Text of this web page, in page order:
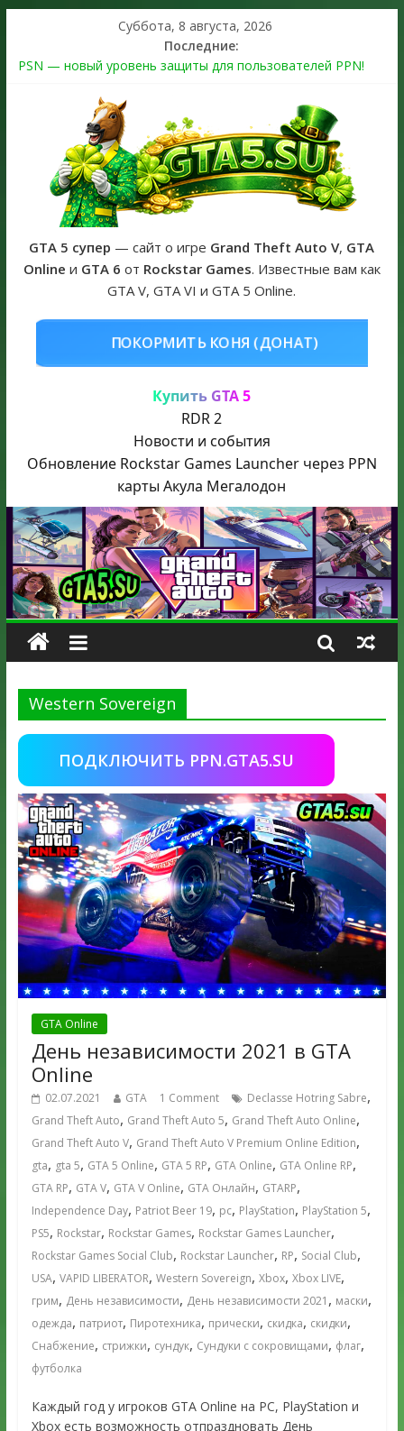
Суббота, 8 августа, 2026
Последние:
PSN — новый уровень защиты для пользователей PPN!
The Kortz Center Heist выйдет в GTA Online уже 14 июля
Регистрация в Rockstar Games Social Club ошибка #1.500.7:
как зарегистрировать аккаунт и войти без проблем в 2026
Получайте особые награды в GTA Online по программе
Fine Art Collector
GTA 6 официальная обложка игры и Предзаказ Grand Theft
Auto VI
GTA 5 супер — сайт о игре Grand Theft Auto V, GTA
Online и GTA 6 от Rockstar Games. Известные вам как
GTA V, GTA VI и GTA 5 Online.
КУПИТЬ GTA 5
Купить GTA 5
RDR 2
Новости и события
Обновление Rockstar Games Launcher через PPN
карты Акула Мегалодон
Western Sovereign
ПОДКЛЮЧИТЬ PPN.GTA5.SU
GTA Online
День независимости 2021 в GTA
Online
02.07.2021 GTA 1 Comment Declasse Hotring Sabre,
Grand Theft Auto, Grand Theft Auto 5, Grand Theft Auto Online,
Grand Theft Auto V, Grand Theft Auto V Premium Online Edition,
gta, gta 5, GTA 5 Online, GTA 5 RP, GTA Online, GTA Online RP,
GTA RP, GTA V, GTA V Online, GTA Онлайн, GTARP,
Independence Day, Patriot Beer 19, pc, PlayStation, PlayStation 5,
PS5, Rockstar, Rockstar Games, Rockstar Games Launcher,
Rockstar Games Social Club, Rockstar Launcher, RP, Social Club,
USA, VAPID LIBERATOR, Western Sovereign, Xbox, Xbox LIVE,
грим, День независимости, День независимости 2021 , маски,
одежда, патриот, Пиротехника, прически, скидка, скидки,
Снабжение, стрижки, сундук, Сундуки с сокровищами, флаг,
футболка
Каждый год у игроков GTA Online на PC, PlayStation и
Xbox есть возможность отпраздновать День